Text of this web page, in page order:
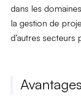
dans les
lagestion de
d’autres secteurs